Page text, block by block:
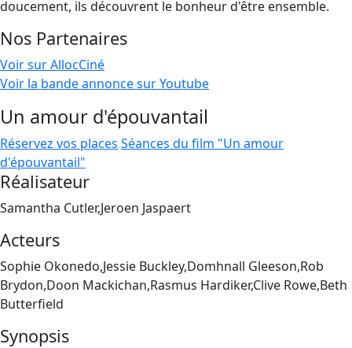
doucement, ils découvrent le bonheur d'être ensemble.
Nos Partenaires
Voir sur AllocCiné
Voir la bande annonce sur Youtube
Un amour d'épouvantail
Réservez vos places Séances du film "Un amour
d'épouvantail"
Réalisateur
Samantha Cutler,Jeroen Jaspaert
Acteurs
Sophie Okonedo,Jessie Buckley,Domhnall Gleeson,Rob
Brydon,Doon Mackichan,Rasmus Hardiker,Clive Rowe,Beth
Butterfield
Synopsis